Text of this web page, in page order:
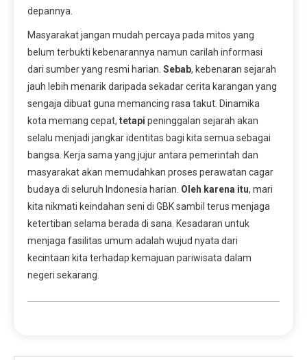
depannya.
Masyarakat jangan mudah percaya pada mitos yang
belum terbukti kebenarannya namun carilah informasi
dari sumber yang resmi harian. Sebab, kebenaran sejarah
jauh lebih menarik daripada sekadar cerita karangan yang
sengaja dibuat guna memancing rasa takut. Dinamika
kota memang cepat, tetapi peninggalan sejarah akan
selalu menjadi jangkar identitas bagi kita semua sebagai
bangsa. Kerja sama yang jujur antara pemerintah dan
masyarakat akan memudahkan proses perawatan cagar
budaya di seluruh Indonesia harian. Oleh karena itu, mari
kita nikmati keindahan seni di GBK sambil terus menjaga
ketertiban selama berada di sana. Kesadaran untuk
menjaga fasilitas umum adalah wujud nyata dari
kecintaan kita terhadap kemajuan pariwisata dalam
negeri sekarang.